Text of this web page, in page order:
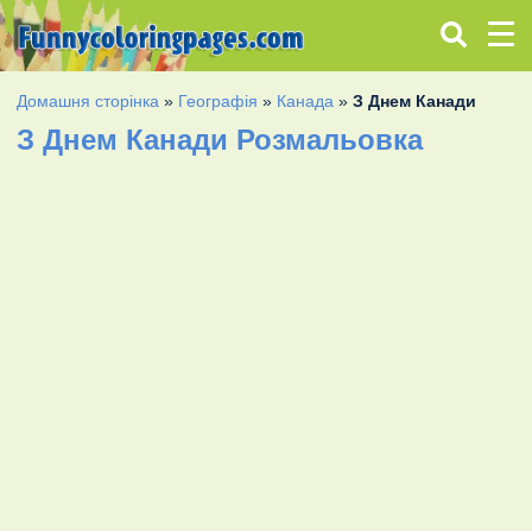
Домашня сторінка » Географія » Канада »З Днем Канади
З Днем Канади Розмальовка